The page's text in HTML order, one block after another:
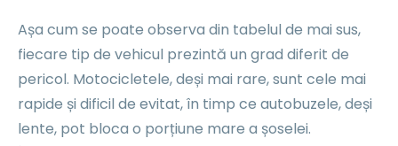
Așa cum se poate observa din tabelul de mai sus,
fiecare tip de vehicul prezintă un grad diferit de
pericol. Motocicletele, deși mai rare, sunt cele mai
rapide și dificil de evitat, în timp ce autobuzele, deși
lente, pot bloca o porțiune mare a șoselei.